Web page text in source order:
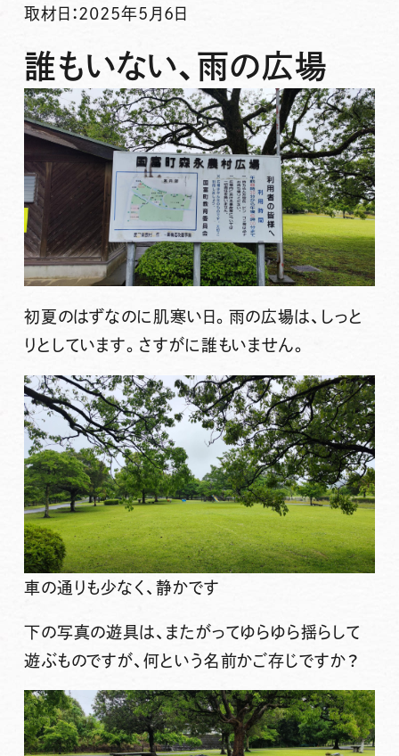
取材日：2025年5月6日
誰もいない、雨の広場
初夏のはずなのに肌寒い日。雨の広場は、しっと
りとしています。さすがに誰もいません。
車の通りも少なく、静かです
下の写真の遊具は、またがってゆらゆら揺らして
遊ぶものですが、何という名前かご存じですか？